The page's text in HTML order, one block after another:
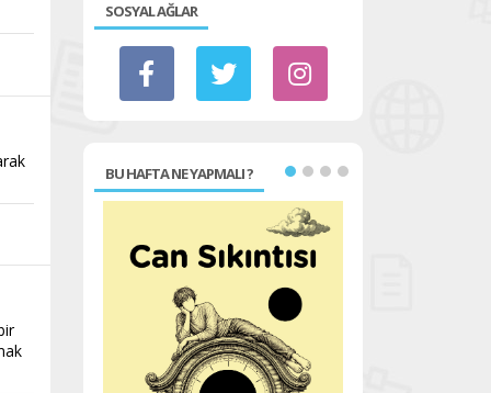
SOSYAL AĞLAR
BU HAFTA NE YAPMALI ?